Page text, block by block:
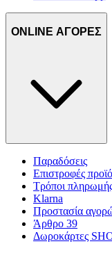
ONLINE ΑΓΟΡΕΣ
Παραδόσεις
Επιστροφές
Τρόποι
Klarna
Προστασία
Άρθρο 39
Δωροκάρτες